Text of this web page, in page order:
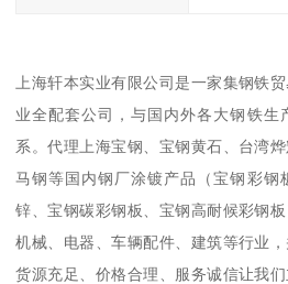
上海轩本实业有限公司是一家集钢铁
业全配套公司，与国内外各大钢铁生
系。代理上海宝钢、宝钢黄石、台湾
马钢等国内钢厂涂镀产品（宝钢彩钢
锌、宝钢碳彩钢板、宝钢高耐候彩钢板
机械、电器、车辆配件、建筑等行业，
货源充足、价格合理、服务诚信让我